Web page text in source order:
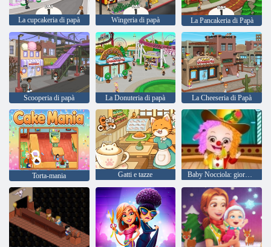
La cupcakeria di papà Wingeria di papà La Pancakeria di Papà
Scooperia di papà La Donuteria di papà La Cheeseria di Papà
Torta-mania Gatti e tazze Baby Nocciola: giornata annuale della scuola